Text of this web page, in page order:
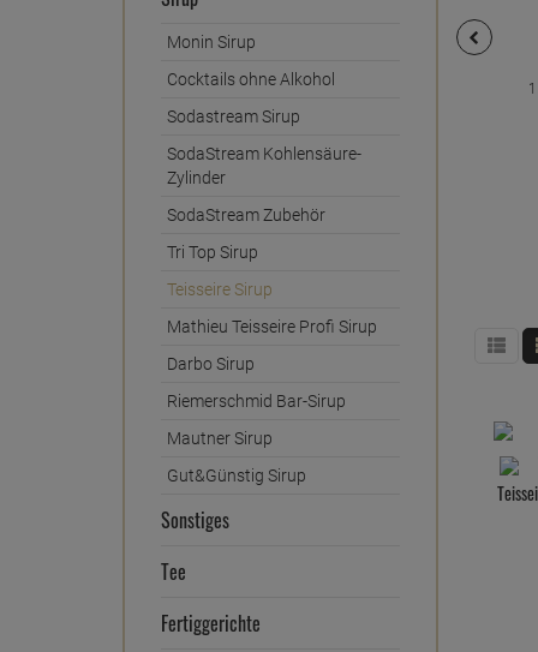
Monin Sirup
Cocktails ohne Alkohol
Sodastream Sirup
SodaStream Kohlensäure-
Zylinder
SodaStream Zubehör
Tri Top Sirup
Teisseire Sirup
Mathieu Teisseire Profi Sirup
Darbo Sirup
Riemerschmid Bar-Sirup
Mautner Sirup
Gut&Günstig Sirup
Sonstiges
Tee
Fertiggerichte